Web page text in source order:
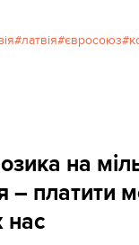
латвія євросоюз
на
– платити
нас